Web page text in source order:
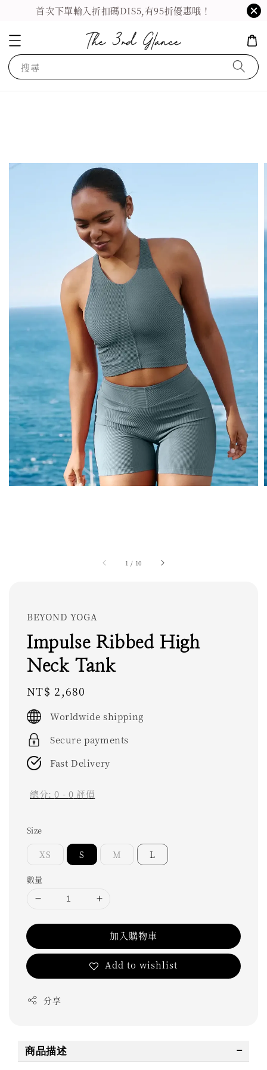
首次下單輸入折扣碼DIS5,有95折優惠哦！
搜尋
1 / 10
BEYOND YOGA
Impulse Ribbed High
Neck Tank
Regular
price
NT$ 2,680
Worldwide shipping
Secure payments
Fast Delivery
總分:0 - 0 評價
Size
XS S M L
數量
加入購物車
Add to wishlist
分享
商品描述